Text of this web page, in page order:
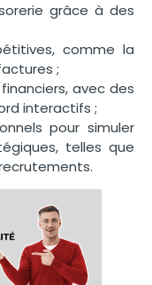
grâce à des
comme la
;
avec des
interactifs ;
pour simuler
telles que